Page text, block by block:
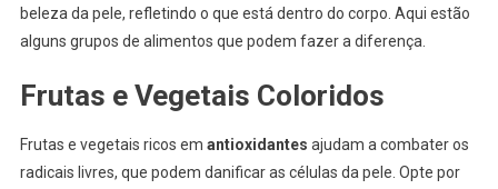
beleza da pele, refletindo o que está dentro do corpo. Aqui estão
alguns grupos de alimentos que podem fazer a diferença.
Frutas e Vegetais Coloridos
Frutas e vegetais ricos em antioxidantes ajudam a combater os
radicais livres, que podem danificar as células da pele. Opte por